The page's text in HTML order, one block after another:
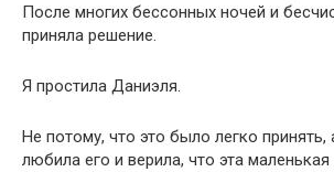
После многих бессонных ночей и
приняла решение.
Я простила Даниэля.
Не потому, что это было легко принять,
любила его и верила, что эта